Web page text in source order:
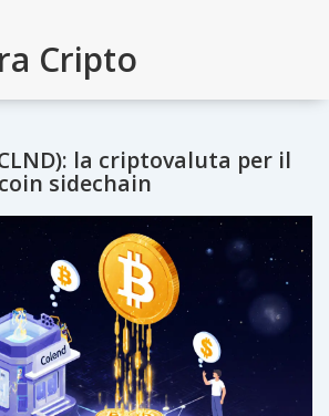
Cripto
la criptovaluta per il
sidechain